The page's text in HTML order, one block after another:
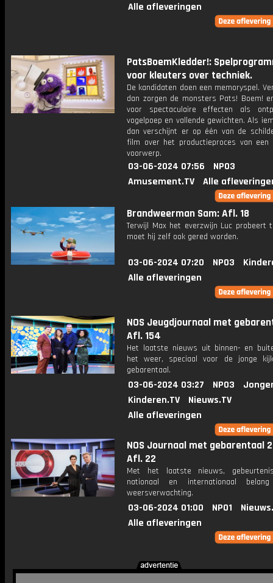
Alle afleveringen
PatsBoemKledder!:
voor kleuters over techniek.
De kandidaten doen een memoryspel.
dan zorgen de monsters Pats! Boem!
voor spectaculaire effecten als
vogelpoep en vallende gewichten. Als
dan verschijnt er op één van de
film over het productieproces van een
voorwerp.
03-06-2024 07:56
NPO3
Amusement.TV
Alle
Brandweerman Sam: Afl. 18
Terwijl Max het everzwijn Luc probeert
moet hij zelf ook gered worden.
03-06-2024 07:20 NPO3
Alle afleveringen
NOS Jeugdjournaal met
Afl. 154
Het laatste nieuws uit binnen- en
het weer, speciaal voor de jonge
gebarentaal.
03-06-2024 03:27 NPO3
Kinderen.TV
Nieuws.TV
Alle afleveringen
NOS Journaal met gebarentaal
Afl. 22
Met het laatste nieuws,
nationaal en internationaal
weersverwachting.
03-06-2024 01:00 NPO1
Alle afleveringen